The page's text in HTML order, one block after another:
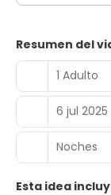
Resumen del
1 Adulto
6 jul
Noches
Esta idea